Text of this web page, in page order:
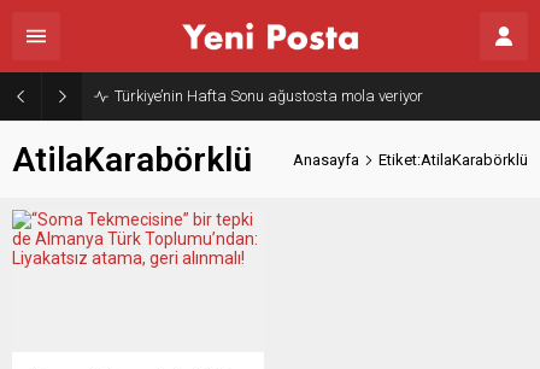
Türkiye’nin Hafta Sonu ağustosta mola veriyor
AtilaKarabörklü Anasayfa Etiket:AtilaKarabörklü